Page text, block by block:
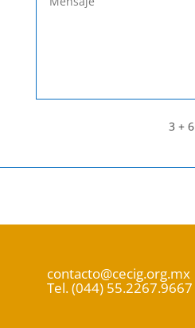
3 + 6
contacto@cecig.org.mx
Tel. (044) 55.2267.9667